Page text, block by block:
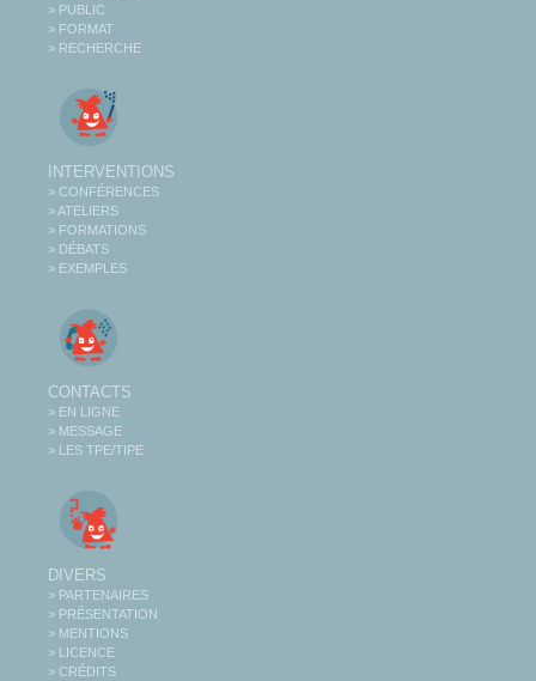
> PUBLIC
> FORMAT
> RECHERCHE
INTERVENTIONS
> CONFÉRENCES
> ATELIERS
> FORMATIONS
> DÉBATS
> EXEMPLES
CONTACTS
> EN LIGNE
> MESSAGE
> LES TPE/TIPE
DIVERS
> PARTENAIRES
> PRÉSENTATION
> MENTIONS
> LICENCE
> CRÉDITS